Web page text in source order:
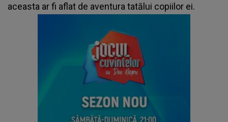
aceasta ar fi aflat de aventura tatălui copiilor ei.